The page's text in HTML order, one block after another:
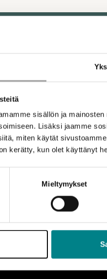
sisällön ja
Lisäksi jaamme
miten käytät
kerätty, kun olet käyttänyt
Mieltymykset